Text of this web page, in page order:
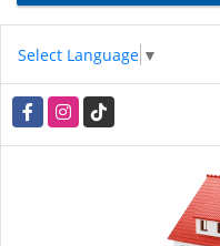
Select Language ▼
FacebookInstagram
TikTok